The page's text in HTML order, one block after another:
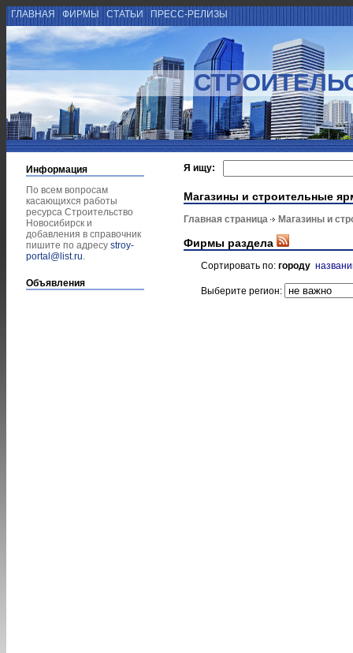
ГЛАВНАЯ ФИРМЫ СТАТЬИ ПРЕСС-РЕЛИЗЫ
Информация
По всем вопросам
касающихся работы
ресурса Строительство
Новосибирск и
добавления в справочник
пишите по адресу stroy-
portal@list.ru.
Объявления
Я ищу:
Магазины и строительные
Главная страница Магазины и
Фирмы раздела
Сортировать по: городу
Выберите регион: